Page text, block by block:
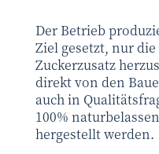
Der Betrieb
Ziel gesetzt, nur
Zuckerzusatz
direkt von den
auch in
100%
hergestellt werden.